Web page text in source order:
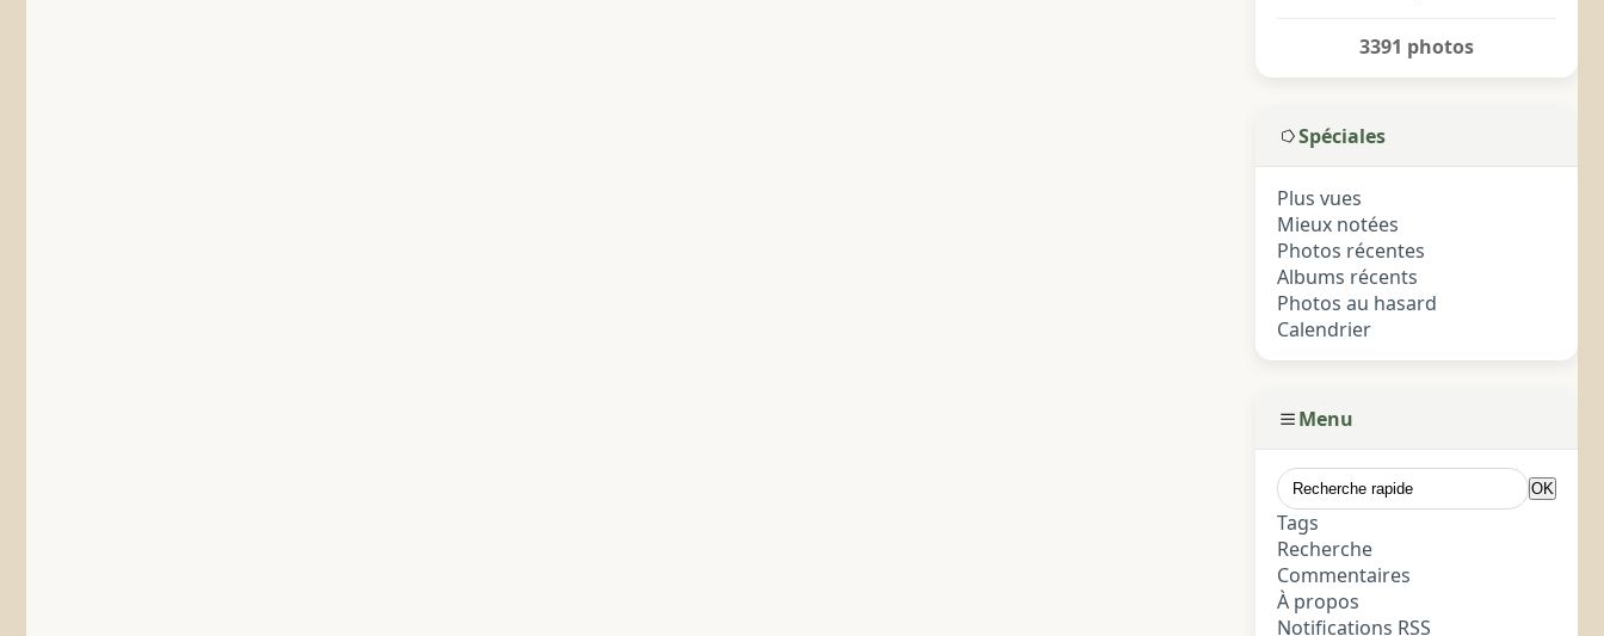
3391 photos
Spéciales
Plus vues
Mieux notées
Photos récentes
Albums récents
Photos au hasard
Calendrier
Menu
Tags
Recherche
Commentaires
À propos
Notifications RSS